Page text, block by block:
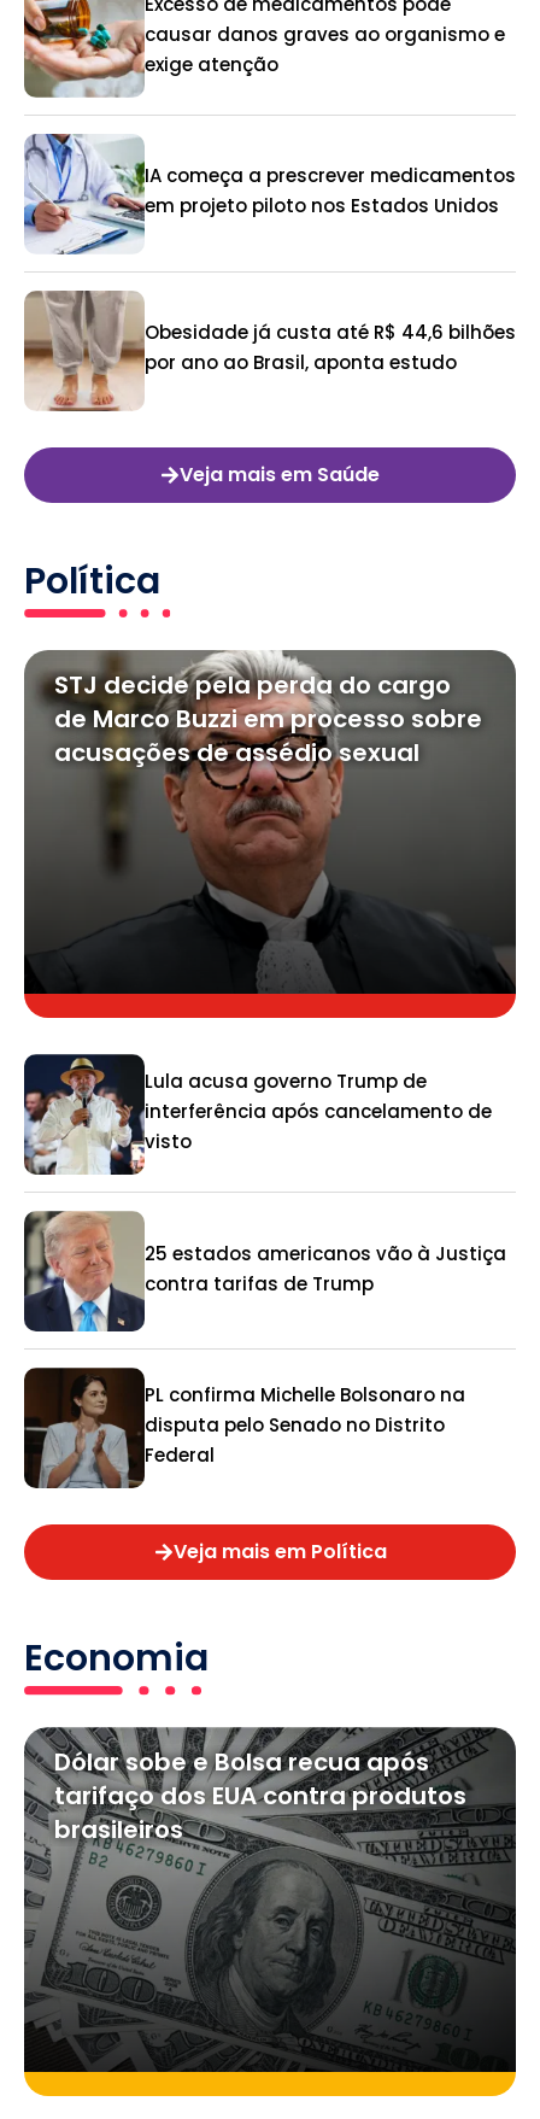
causar danos graves ao organismo e
exige atenção
IA começa a prescrever medicamentos
em projeto piloto nos Estados Unidos
Obesidade já custa até R$ 44,6 bilhões
por ano ao Brasil, aponta estudo
Veja mais em Saúde
Política
STJ decide pela perda do cargo
de Marco Buzzi em processo sobre
acusações de assédio sexual
Lula acusa governo Trump de
interferência após cancelamento de
visto
25 estados americanos vão à Justiça
contra tarifas de Trump
PL confirma Michelle Bolsonaro na
disputa pelo Senado no Distrito
Federal
Veja mais em Política
Economia
Dólar sobe e Bolsa recua após
tarifaço dos EUA contra produtos
brasileiros